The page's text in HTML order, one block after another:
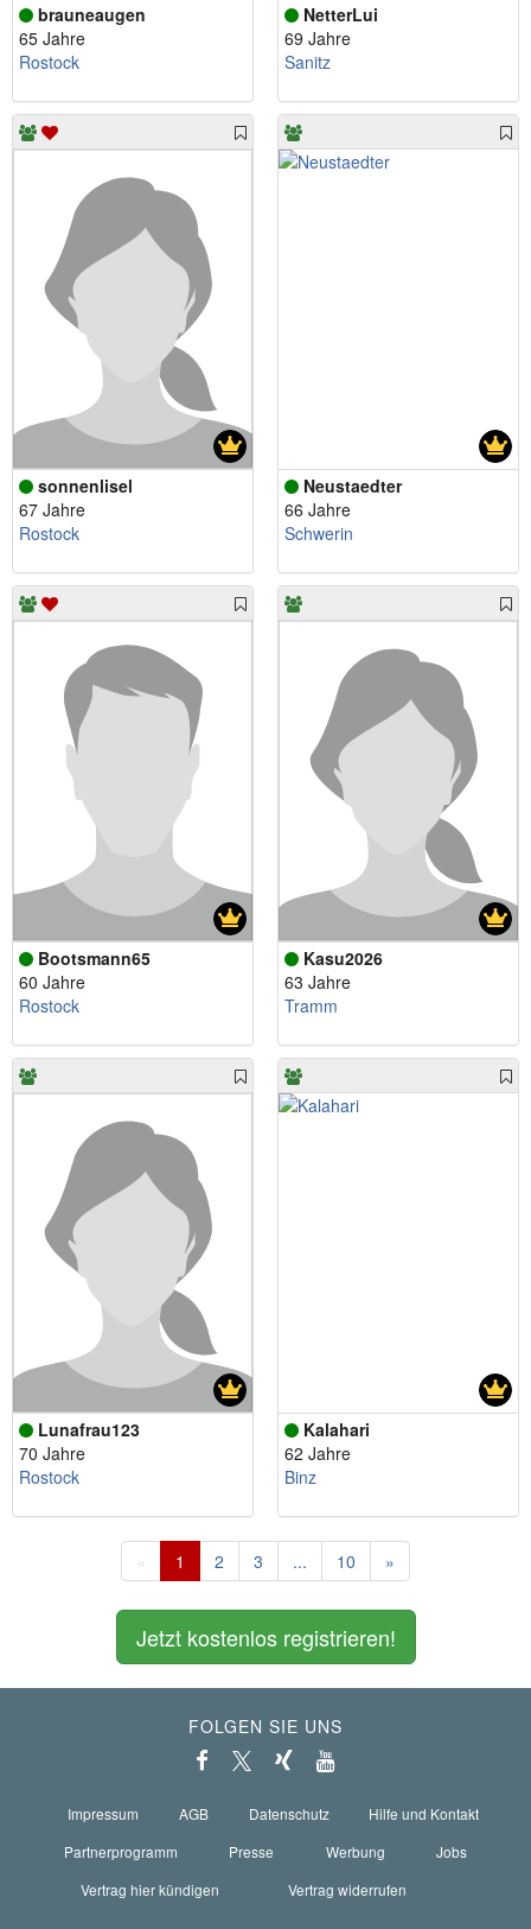
brauneaugen
65 Jahre
Rostock
NetterLui
69 Jahre
Sanitz
sonnenlisel
67 Jahre
Rostock
Neustaedter
66 Jahre
Schwerin
Bootsmann65
60 Jahre
Rostock
Kasu2026
63 Jahre
Tramm
Lunafrau123
70 Jahre
Rostock
Kalahari
62 Jahre
Binz
« 1 2 3 ... 10 »
Jetzt kostenlos registrieren!
FOLGEN SIE UNS
Impressum AGB Datenschutz
Hilfe und Kontakt
Partnerprogramm
Presse Werbung
Jobs
Vertrag hier kündigen
Vertrag widerrufen